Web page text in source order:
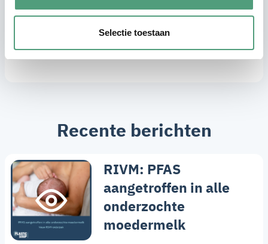
Selectie toestaan
Doe vandaag nog mee.Kies voor tweedehands
en stop samen met ons Fast Plastic Fashion!
Recente berichten
RIVM: PFAS
aangetroffen in alle
onderzochte
moedermelk